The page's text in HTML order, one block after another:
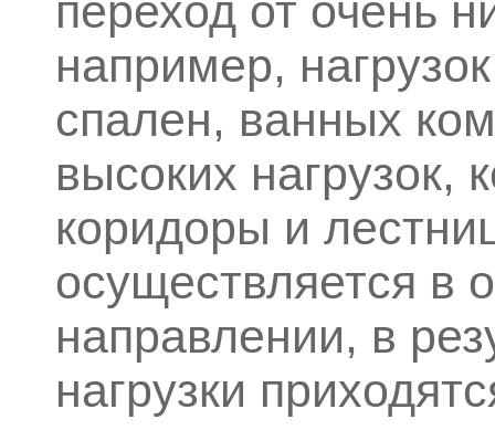
переход от очень
например,
спален, ванных
высоких нагрузок,
коридоры и
осуществляется в
направлении, в
нагрузки